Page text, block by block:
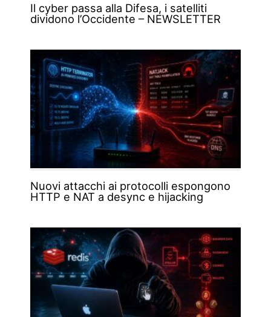
Il cyber passa alla Difesa, i satelliti
dividono l’Occidente – NEWSLETTER
Nuovi attacchi ai protocolli espongono
HTTP e NAT a desync e hijacking